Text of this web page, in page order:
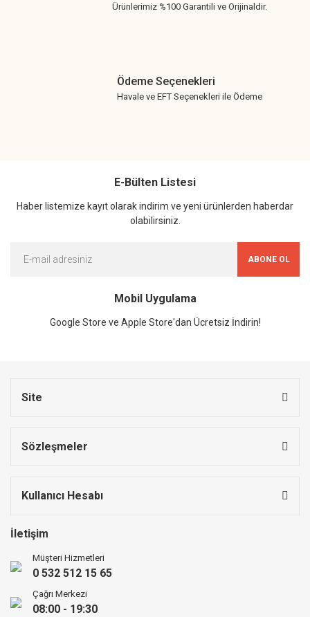
Ürünlerimiz %100 Garantili ve Orijinaldir.
Ödeme Seçenekleri
Havale ve EFT Seçenekleri ile Ödeme
E-Bülten Listesi
Haber listemize kayıt olarak indirim ve yeni ürünlerden haberdar
olabilirsiniz.
ABONE OL
Mobil Uygulama
Google Store ve Apple Store'dan Ücretsiz İndirin!
Site
Sözleşmeler
Kullanıcı Hesabı
İletişim
Müşteri Hizmetleri
0 532 512 15 65
Çağrı Merkezi
08:00 - 19:30